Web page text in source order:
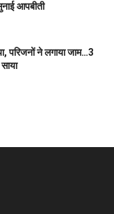
आपबीती
परिजनों ने लगाया जाम…3